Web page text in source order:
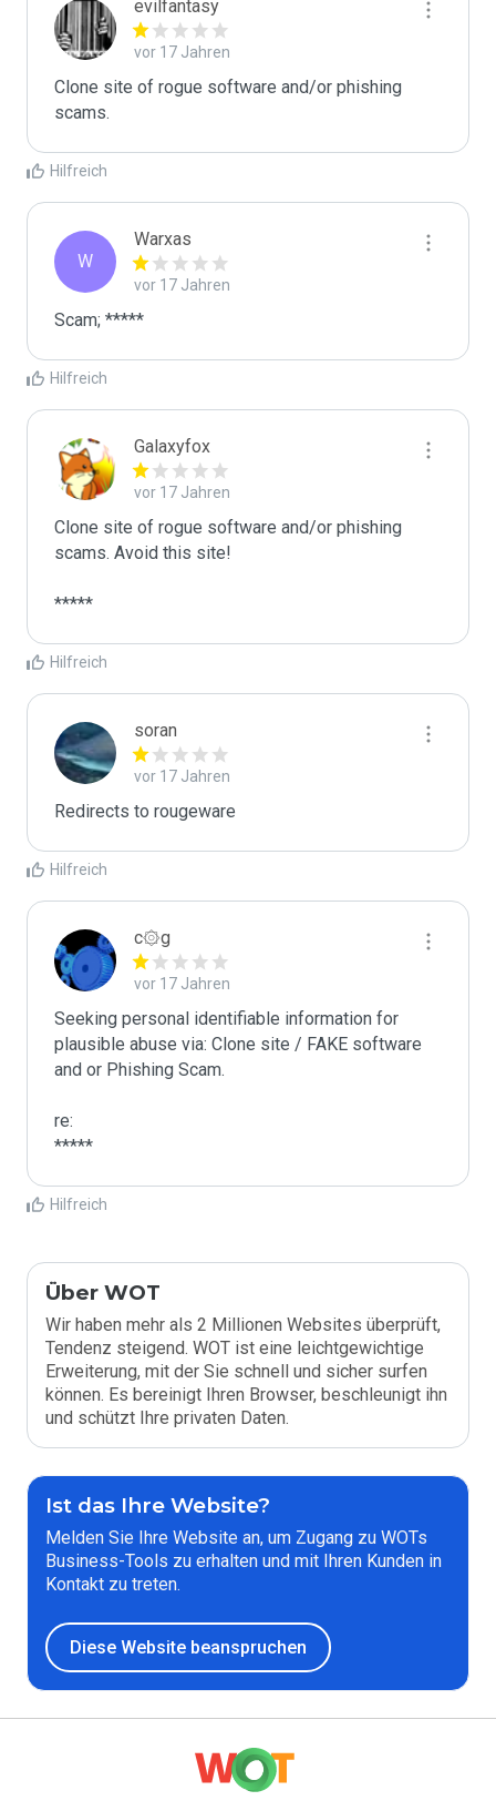
evilfantasy
vor 17 Jahren
Clone site of rogue software and/or phishing
scams.
Hilfreich
W
Warxas
vor 17 Jahren
Scam; *****
Hilfreich
Galaxyfox
vor 17 Jahren
Clone site of rogue software and/or phishing
scams. Avoid this site!
*****
Hilfreich
soran
vor 17 Jahren
Redirects to rougeware
Hilfreich
c۞g
vor 17 Jahren
Seeking personal identifiable information for
plausible abuse via: Clone site / FAKE software
and or Phishing Scam.
re:
*****
Hilfreich
Über WOT
Wir haben mehr als 2 Millionen Websites überprüft,
Tendenz steigend. WOT ist eine leichtgewichtige
Erweiterung, mit der Sie schnell und sicher surfen
können. Es bereinigt Ihren Browser, beschleunigt ihn
und schützt Ihre privaten Daten.
Ist das Ihre Website?
Melden Sie Ihre Website an, um Zugang zu WOTs
Business-Tools zu erhalten und mit Ihren Kunden in
Kontakt zu treten.
Diese Website beanspruchen